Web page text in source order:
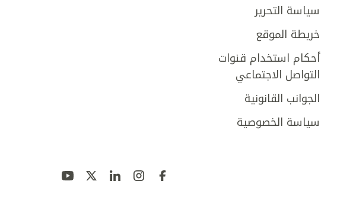
سياسة التحرير
خريطة الموقع
أحكام استخدام قنوات
التواصل الاجتماعي
الجوانب القانونية
سياسة الخصوصية